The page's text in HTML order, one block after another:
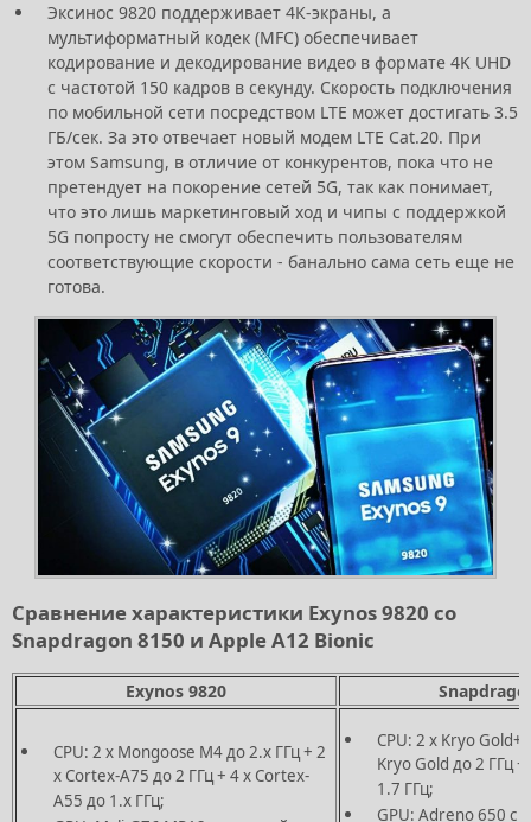
Эксинос 9820 поддерживает 4К-экраны, а
мультиформатный кодек (MFC) обеспечивает
кодирование и декодирование видео в формате 4K UHD
с частотой 150 кадров в секунду. Скорость подключения
по мобильной сети посредством LTE может достигать 3.5
ГБ/сек. За это отвечает новый модем LTE Cat.20. При
этом Samsung, в отличие от конкурентов, пока что не
претендует на покорение сетей 5G, так как понимает,
что это лишь маркетинговый ход и чипы с поддержкой
5G попросту не смогут обеспечить пользователям
соответствующие скорости - банально сама сеть еще не
готова.
Сравнение характеристики Exynos 9820 со
Snapdragon 8150 и Apple A12 Bionic
Exynos 9820
CPU: 2 x Mongoose M4 до 2.х ГГц + 2
х Cortex-A75 до 2 ГГц + 4 х Cortex-
A55 до 1.х ГГц;
CPU: 2 x Kryo Gold+
Kryo Gold до 2 ГГц
1.7 ГГц;
GPU: Adreno 650 с